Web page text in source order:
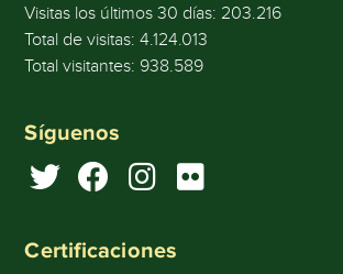
Visitas los últimos 30 días: 203.216
Total de visitas:4.124.013
Total visitantes: 938.589
Síguenos
Certificaciones